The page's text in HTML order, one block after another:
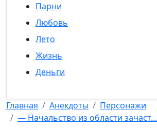
Парни
Любовь
Лето
Жизнь
Деньги
Главная Анекдоты
Персонажи
— Начальство из области зачаст...